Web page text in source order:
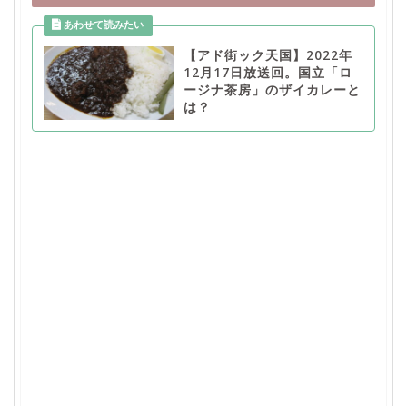
【アド街ック天国】2022年
12月17日放送回。国立「ロ
ージナ茶房」のザイカレーと
は？